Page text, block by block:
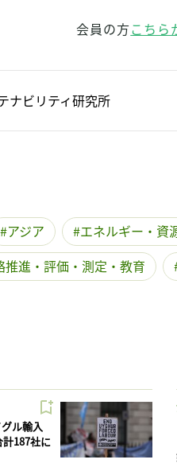
会員の方こちら
ナビリティ研究所
アジア エネルギー・資
推進・評価・測定・教育
ル輸入
187社に